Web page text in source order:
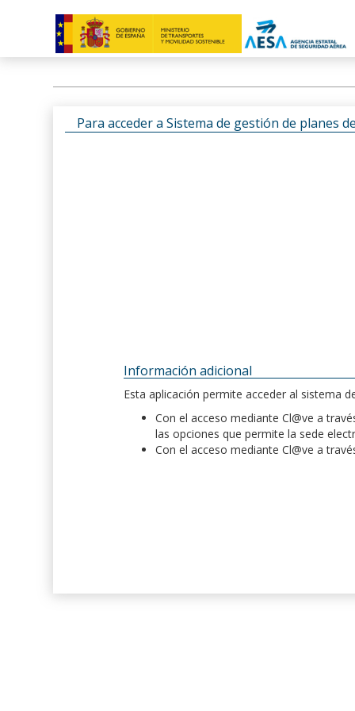
Para acceder a Sistema de gestión de planes
Información adicional
Esta aplicación permite acceder al sistema
Con el acceso mediante Cl@ve a
las opciones que permite la sede
Con el acceso mediante Cl@ve a